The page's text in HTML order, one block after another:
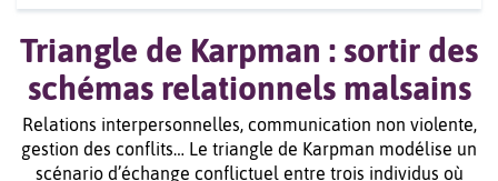
Triangle de Karpman : sortir des
schémas relationnels malsains
Relations interpersonnelles, communication non violente,
gestion des conflits… Le triangle de Karpman modélise un
scénario d’échange conflictuel entre trois individus où